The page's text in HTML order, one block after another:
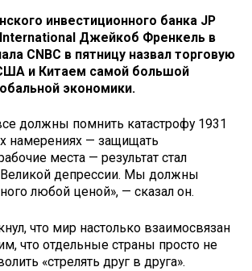
инвестиционного банка JP
Джейкоб Френкель в
CNBC в пятницу назвал торговую
и Китаем самой большой
экономики.
должны помнить катастрофу 1931
намерениях — защищать
места — результат стал
Великой депрессии. Мы должны
любой ценой», — сказал он.
что мир настолько взаимосвязан
что отдельные страны просто не
«стрелять друг в друга».